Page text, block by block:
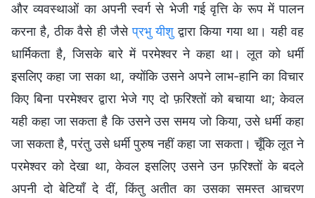
और व्यवस्थाओं का अपनी स्वर्ग से भेजी गई वृत्ति के रूप में पालन
करना है, ठीक वैसे ही जैसेप्रभु यीशु द्वारा किया गया था। यही वह
धार्मिकता है, जिसके बारे में परमेश्वर ने कहा था। लूत को धर्मी
इसलिए कहा जा सका था, क्योंकि उसने अपने लाभ-हानि का विचार
किए बिना परमेश्वर द्वारा भेजे गए दो फ़रिश्तों को बचाया था; केवल
यही कहा जा सकता है कि उसने उस समय जो किया, उसे धर्मी कहा
जा सकता है, परंतु उसे धर्मी पुरुष नहीं कहा जा सकता। चूँकि लूत ने
परमेश्वर को देखा था, केवल इसलिए उसने उन फ़रिश्तों के बदले
अपनी दो बेटियाँ दे दीं, किंतु अतीत का उसका समस्त आचरण